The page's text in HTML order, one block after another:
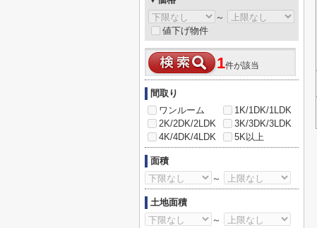
～
値下げ物件
1件が該当
間取り
ワンルーム
1K/1DK/1LDK
2K/2DK/2LDK
3K/3DK/3LDK
4K/4DK/4LDK
5K以上
面積
～
土地面積
～